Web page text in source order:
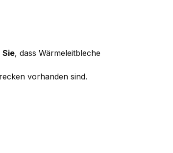
, dass Wärmeleitbleche
vorhanden sind.